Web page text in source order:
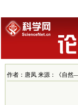
作者：唐凤 来源：《自然